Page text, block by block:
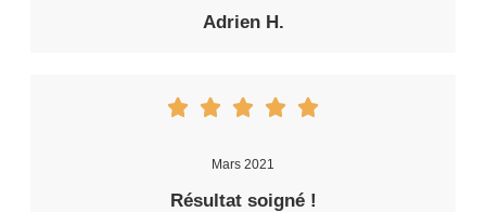
Adrien H.
Mars 2021
Résultat soigné !